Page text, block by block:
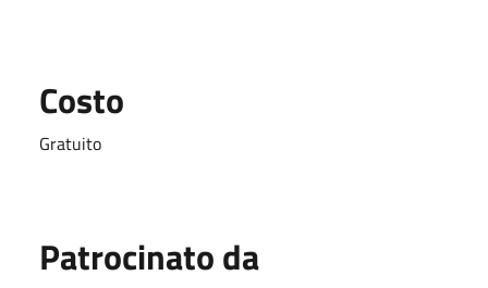
Costo
Gratuito
Patrocinato da